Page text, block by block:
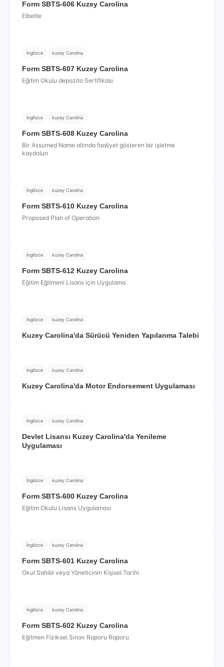
Form SBTS-606 Kuzey Carolina
Elbette
İngilizce kuzey Carolina
Form SBTS-607 Kuzey Carolina
Eğitim Okulu depozito Sertifikası
İngilizce kuzey Carolina
Form SBTS-608 Kuzey Carolina
Bir Assumed Name altında faaliyet gösteren bir işletme
kaydolun
İngilizce kuzey Carolina
Form SBTS-610 Kuzey Carolina
Proposed Plan of Operation
İngilizce kuzey Carolina
Form SBTS-612 Kuzey Carolina
Eğitim Eğitmeni Lisans için Uygulama
İngilizce kuzey Carolina
Kuzey Carolina'da Sürücü Yeniden Yapılanma Talebi
İngilizce kuzey Carolina
Kuzey Carolina'da Motor Endorsement Uygulaması
İngilizce kuzey Carolina
Devlet Lisansı Kuzey Carolina'da Yenileme
Uygulaması
İngilizce kuzey Carolina
Form SBTS-600 Kuzey Carolina
Eğitim Okulu Lisans Uygulaması
İngilizce kuzey Carolina
Form SBTS-601 Kuzey Carolina
Okul Sahibi veya Yöneticinin Kişisel Tarihi
İngilizce kuzey Carolina
Form SBTS-602 Kuzey Carolina
Eğitmen Fiziksel Sınav Raporu Raporu